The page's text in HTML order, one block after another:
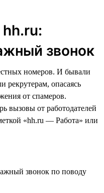
звонок
номеров. И бывали
рекрутерам, опасаясь
от спамеров.
вызовы от работодателей
«hh.ru — Работа» или
звонок по поводу